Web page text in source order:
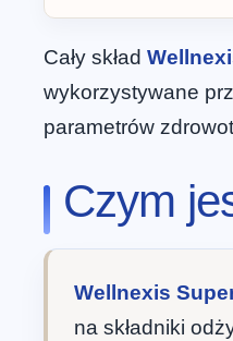
Cały skład
wykorzystywane
parametrów
Czym
Wellnexis
na składniki